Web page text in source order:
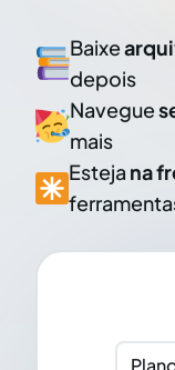
Baixe
depois
Navegue
mais
Esteja na